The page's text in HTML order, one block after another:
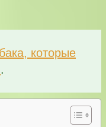
которые
.